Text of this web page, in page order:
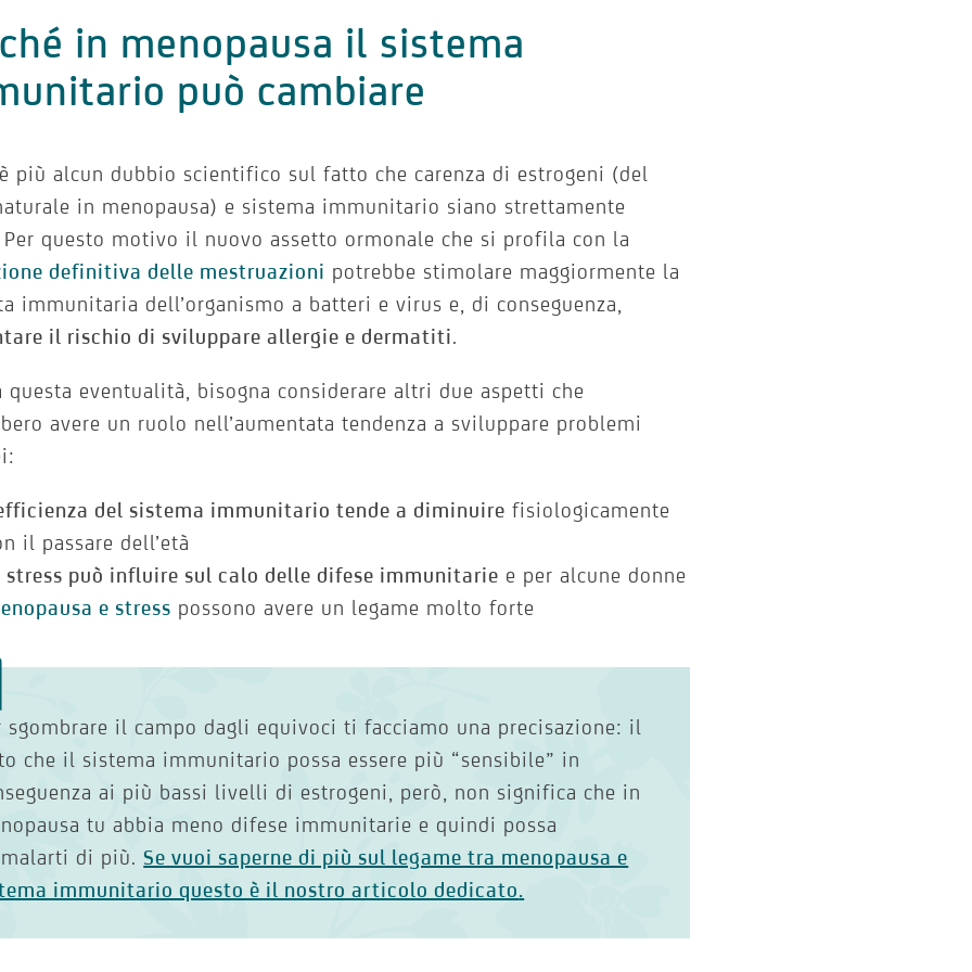
in menopausa il sistema
può cambiare
più alcun dubbio scientifico sul fatto che carenza di estrogeni (del
in menopausa) e sistema immunitario siano strettamente
questo motivo il nuovo assetto ormonale che si profila con la
definitiva delle mestruazioni potrebbe stimolare maggiormente la
immunitaria dell’organismo a batteri e virus e, di conseguenza,
il rischio di sviluppare allergie e dermatiti.
questa eventualità, bisogna considerare altri due aspetti che
avere un ruolo nell’aumentata tendenza a sviluppare problemi
del sistema immunitario tende a diminuire fisiologicamente
il passare dell’età
stress può influire sul calo delle difese immunitarie e per alcune donne
e stress possono avere un legame molto forte
sgombrare il campo dagli equivoci ti facciamo una precisazione: il
che il sistema immunitario possa essere più “sensibile” in
ai più bassi livelli di estrogeni, però, non significa che in
tu abbia meno difese immunitarie e quindi possa
di più.Se vuoi saperne di più sul legame tra menopausa e
immunitario questo è il nostro articolo dedicato.